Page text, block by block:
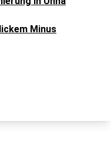
Minus